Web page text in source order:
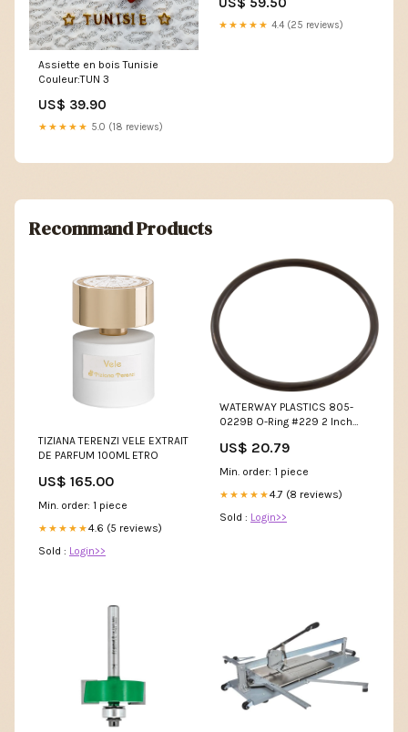
Assiette en bois Tunisie
Couleur:TUN 3
US$ 39.90
★★★★★ 5.0 (18 reviews)
★★★★★ 4.4 (25 reviews)
Recommand Products
TIZIANA TERENZI VELE EXTRAIT
DE PARFUM 100ML ETRO
US$ 165.00
Min. order: 1 piece
★★★★★4.6 (5 reviews)
Sold : Login>>
WATERWAY PLASTICS 805-
0229B O-Ring #229 2 Inch
Zodiac R0635400 Top
Housing Cover (Blue) for
Polaris 360 & 360 Black Max
Cleaner
US$ 20.79
Min. order: 1 piece
★★★★★4.7 (8 reviews)
Sold : Login>>